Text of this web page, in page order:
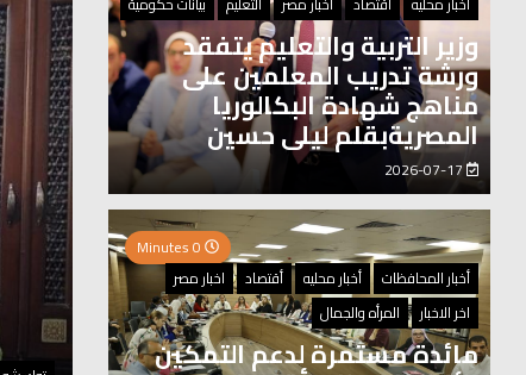
وزير التربية والتعليم يتفقد
ورشة تدريب المعلمين على
مناهج شهادة البكالوريا
المصريةبقلم ليلى حسين
2026-07-17
أخبار المحافظات
أخبار محليه أقتصاد
اخبار مصر
اخر الاخبار
المرأه والجمال
مائدة مستمرة لدعم التمكين